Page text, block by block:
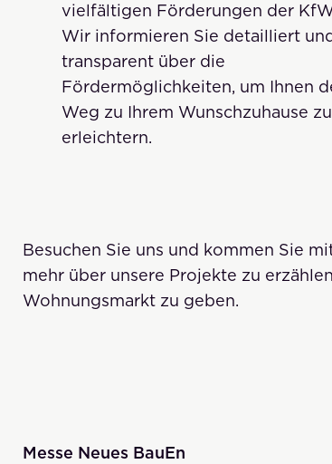
vielfältigen Förderungen der
Wir informieren Sie detailliert
transparent über die
Fördermöglichkeiten, um Ihnen
Weg zu Ihrem Wunschzuhause zu
erleichtern.
Besuchen Sie uns und kommen Sie
mehr über unsere Projekte zu
Wohnungsmarkt zu geben.
Messe Neues BauEn